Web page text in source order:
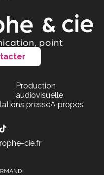
Production
audiovisuelle
presseA propos
cie.fr